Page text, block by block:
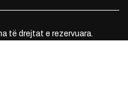
të drejtat e rezervuara.